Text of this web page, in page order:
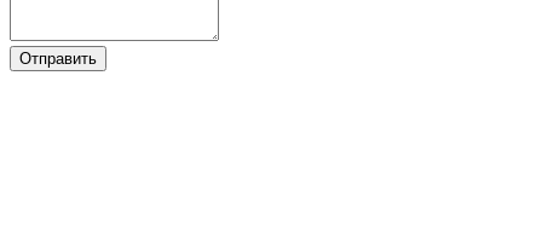
Отправить